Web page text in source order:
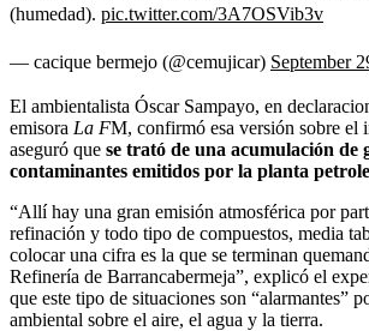
(humedad). pic.twitter.com/3A7OSVib3v
— cacique bermejo (@cemujicar) September
El ambientalista Óscar Sampayo, en
emisora La FM, confirmó esa versión sobre el
aseguró que se trató de una acumulación de
contaminantes emitidos por la planta
“Allí hay una gran emisión atmosférica por
refinación y todo tipo de compuestos, media
colocar una cifra es la que se terminan
Refinería de Barrancabermeja”, explicó el
que este tipo de situaciones son “alarmantes”
ambiental sobre el aire, el agua y la tierra.